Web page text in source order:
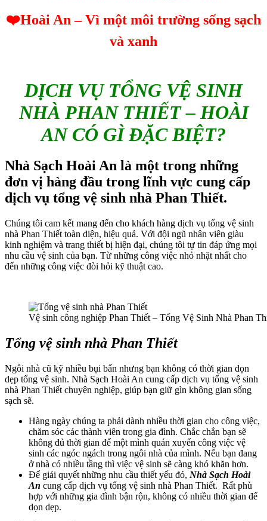
❤️Hoài An – Vì một môi trường sống sạch
và xanh
DỊCH VỤ TỔNG VỆ SINH
NHÀ PHAN THIẾT – HOÀI
AN CÓ GÌ ĐẶC BIỆT?
Nhà Sạch Hoài An là một trong những
đơn vị hàng đầu trong lĩnh vực cung cấp
dịch vụ tổng vệ sinh nhà Phan Thiết.
Chúng tôi cam kết mang đến cho khách hàng dịch vụ tổng vệ sinh
nhà Phan Thiết toàn diện, hiệu quả. Với đội ngũ nhân viên giàu
kinh nghiệm và trang thiết bị hiện đại, chúng tôi tự tin đáp ứng mọi
nhu cầu vệ sinh của bạn. Từ những công việc nhỏ nhặt nhất cho
đến những công việc đòi hỏi kỹ thuật cao.
Vệ sinh công nghiệp Phan Thiết – Tổng Vệ Sinh Nhà Phan
Tổng vệ sinh nhà Phan Thiết
Ngôi nhà cũ kỹ nhiều bụi bẩn nhưng bạn không có thời gian dọn
dẹp tổng vệ sinh. Nhà Sạch Hoài An cung cấp dịch vụ tổng vệ sinh
nhà Phan Thiết chuyên nghiệp, giúp bạn giữ gìn không gian sống
sạch sẽ.
Hàng ngày chúng ta phải dành nhiều thời gian cho công việc,
chăm sóc các thành viên trong gia đình. Chắc chắn bạn sẽ
không đủ thời gian để một mình quán xuyến công việc vệ
sinh các ngóc ngách trong ngôi nhà của mình. Nếu bạn đang
ở nhà có nhiều tầng thì việc vệ sinh sẽ càng khó khăn hơn.
Để giải quyết những nhu cầu thiết yếu đó, Nhà Sạch Hoài
An cung cấp dịch vụ tổng vệ sinh nhà Phan Thiết. Rất phù
hợp với những gia đình bận rộn, không có nhiều thời gian để
dọn dẹp.